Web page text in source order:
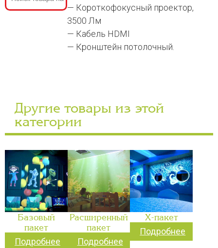
— Короткофокусный проектор,
3500 Лм
— Кабель HDMI
— Кронштейн потолочный.
Другие товары из этой
категории
Базовый
пакет
Подробнее
Расширенный
пакет
Подробнее
Х-пакет
Подробнее